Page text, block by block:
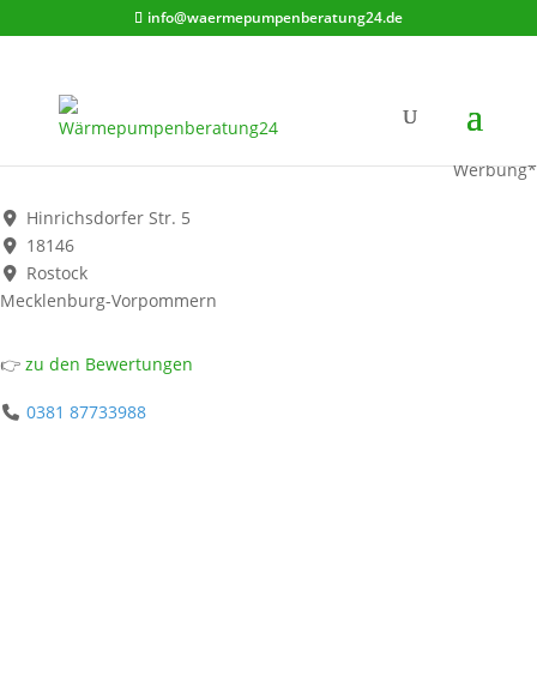
info@waermepumpenberatung24.de
Geyser Wärmepumpen GmbH
Werbung*
Hinrichsdorfer Str. 5
18146
Rostock
Mecklenburg-Vorpommern
👉 zu den Bewertungen
0381 87733988